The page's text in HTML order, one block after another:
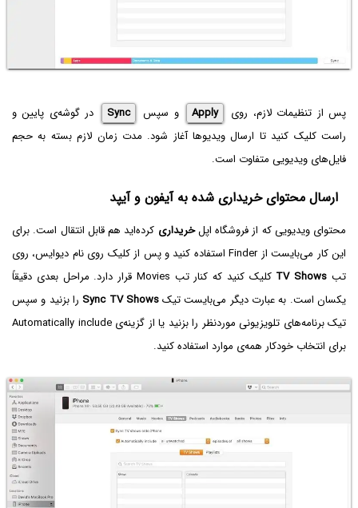
پس از تنظیمات لازم، روی Apply و سپس Sync
در گوشه‌ی پایین و
راست کلیک کنید تا ارسال ویدیوها آغاز شود. مدت زمان لازم بسته به حجم
فایل‌های ویدیویی متفاوت است.
ارسال محتوای خریداری شده به آیفون و آیپد
محتوای ویدیویی که از فروشگاه اپلخریداری کرده‌اید هم قابل انتقال است. برای
این کار می‌بایست از Finder استفاده کنید و پس از کلیک روی نام دیوایس، روی
تب TV Shows
کلیک کنید که کنار تب Movies قرار دارد. مراحل بعدی دقیقاً
یکسان است. به عبارت دیگر می‌بایست تیکSync TV Shows را بزنید و سپس
تیک برنامه‌های تلویزیونی موردنظر را بزنید یا از گزینه‌ی Automatically include
برای انتخاب خودکار همه‌ی موارد استفاده کنید.